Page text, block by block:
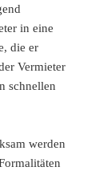
in eine
die er
Vermieter
schnellen
werden